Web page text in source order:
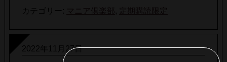
カテゴリー: マニア倶楽部 , 定期購読限定
2022年11月27日